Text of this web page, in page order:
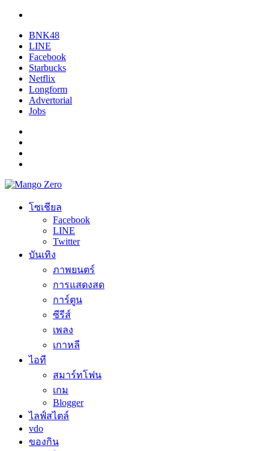
BNK48
LINE
Facebook
Starbucks
Netflix
Longform
Advertorial
Jobs
โซเชียล
Facebook
LINE
Twitter
บันเทิง
ภาพยนตร์
การแสดงสด
การ์ตูน
ซีรีส์
เพลง
เกาหลี
ไอที
สมาร์ทโฟน
เกม
Blogger
ไลฟ์สไตล์
vdo
ของกิน